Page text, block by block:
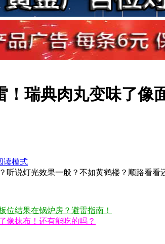
瑞典肉丸变味了像
读模式
说灯光效果一般？不如黄鹤楼？顺路看看
位结果在锅炉房？避雷指南！
像抹布！还有能吃的吗？